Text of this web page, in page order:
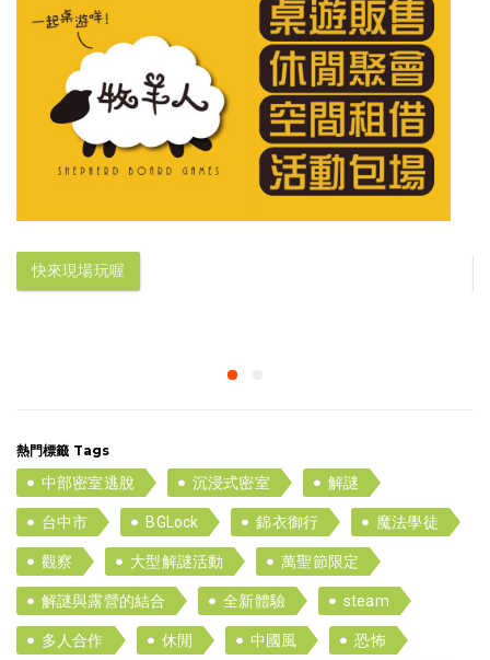
快來現場玩喔
熱門標籤 Tags
中部密室逃脫 沉浸式密室 解謎
台中市 BGLock 錦衣御行 魔法學徒
觀察 大型解謎活動 萬聖節限定
解謎與露營的結合 全新體驗 steam
多人合作 休閒 中國風 恐怖